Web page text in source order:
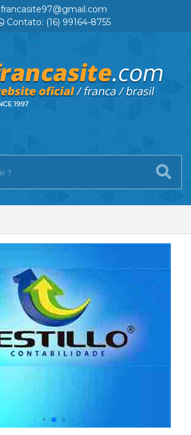
francasite97@gmail.com
Contato: (16) 99164-8755